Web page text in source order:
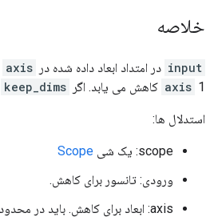
خلاصه
input در امتداد ابعاد داده شده در axis
axis 1 کاهش می یابد. اگر keep_dims
استدلال ها:
scope: یک شی
Scope
ورودی: تانسور برای کاهش.
axis: ابعاد برای کاهش. باید در محدوده